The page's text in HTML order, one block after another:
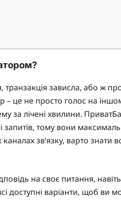
зависла, або ж
це не просто голос на
за лічені хвилини.
тому вони
зв’язку, варто знати
на своє питання,
доступні варіанти, щоб ви